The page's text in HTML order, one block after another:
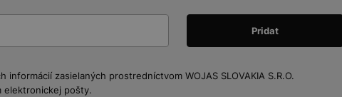
informácií zasielaných prostredníctvom WOJAS SLOVAKIA S.R.O.
pošty.